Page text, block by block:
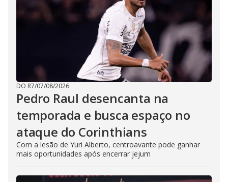
DO R7/07/08/2026
Pedro Raul desencanta na
temporada e busca espaço no
ataque do Corinthians
Com a lesão de Yuri Alberto, centroavante pode ganhar
mais oportunidades após encerrar jejum